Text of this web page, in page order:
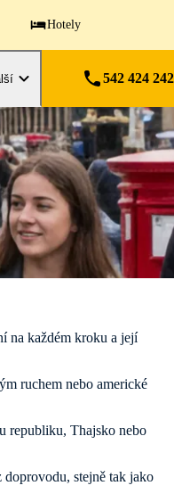
Hotely
542 424 242
na každém kroku a její
ruchem nebo americké
republiku, Thajsko nebo
doprovodu, stejně tak jako